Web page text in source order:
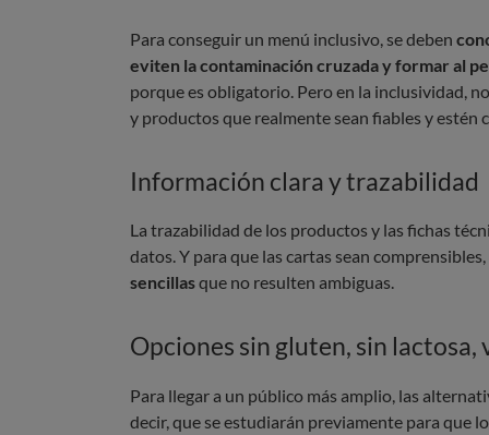
Para conseguir un menú inclusivo, se deben
eviten la contaminación cruzada y formar al
porque es obligatorio. Pero en la inclusividad,
y productos que realmente sean fiables y estén
Información clara y trazabilidad
La trazabilidad de los productos y las fichas
datos. Y para que las cartas sean
sencillasque no resulten ambiguas.
Opciones sin gluten, sin lactosa,
Para llegar a un público más amplio, las
decir, que se estudiarán previamente para que